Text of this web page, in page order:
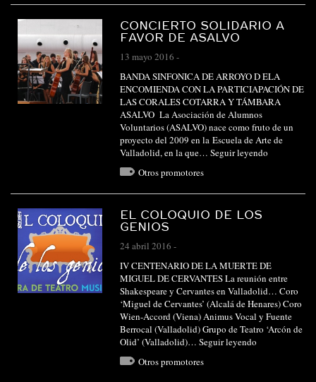
CONCIERTO SOLIDARIO A
FAVOR DE ASALVO
13 mayo 2016 -
BANDA SINFONICA DE ARROYO D ELA
ENCOMIENDA CON LA PARTICIAPACIÓN DE
LAS CORALES COTARRA Y TÁMBARA
ASALVO La Asociación de Alumnos
Voluntarios (ASALVO) nace como fruto de un
proyecto del 2009 en la Escuela de Arte de
Valladolid, en la que… Seguir leyendo
Otros promotores
EL COLOQUIO DE LOS
GENIOS
24 abril 2016 -
IV CENTENARIO DE LA MUERTE DE
MIGUEL DE CERVANTES La reunión entre
Shakespeare y Cervantes en Valladolid… Coro
‘Miguel de Cervantes’ (Alcalá de Henares) Coro
Wien-Accord (Viena) Animus Vocal y Fuente
Berrocal (Valladolid) Grupo de Teatro ‘Arcón de
Olid’ (Valladolid)… Seguir leyendo
Otros promotores